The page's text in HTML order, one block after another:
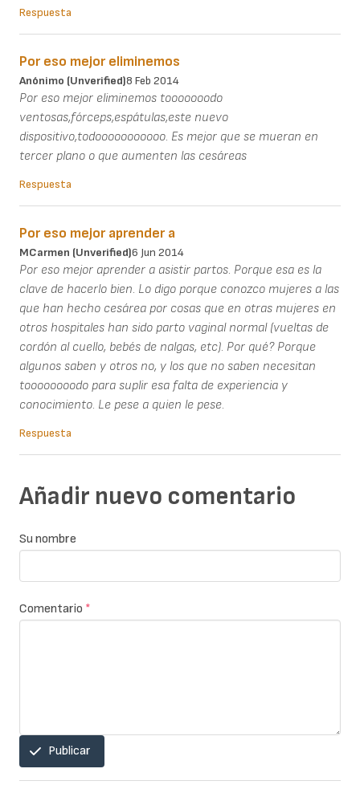
Respuesta
Por eso mejor eliminemos
Anónimo (unverified)8 Feb 2014
Por eso mejor eliminemos tooooooodo
ventosas,fórceps,espátulas,este nuevo
dispositivo,todooooooooooo. Es mejor que se mueran en
tercer plano o que aumenten las cesáreas
Respuesta
Por eso mejor aprender a
MCarmen (unverified)6 Jun 2014
Por eso mejor aprender a asistir partos. Porque esa es la
clave de hacerlo bien. Lo digo porque conozco mujeres a las
que han hecho cesárea por cosas que en otras mujeres en
otros hospitales han sido parto vaginal normal (vueltas de
cordón al cuello, bebés de nalgas, etc). Por qué? Porque
algunos saben y otros no, y los que no saben necesitan
toooooooodo para suplir esa falta de experiencia y
conocimiento. Le pese a quien le pese.
Respuesta
Añadir nuevo comentario
Su nombre
Comentario *
Publicar